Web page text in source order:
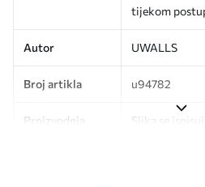
tijekom
Autor UWALLS
Broj artikla u94782
Proizvodnja
Slika se